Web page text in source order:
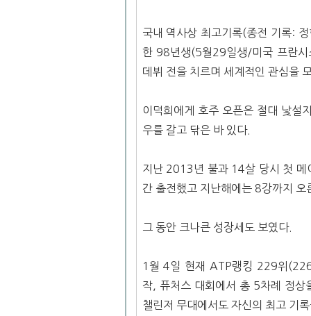
국내 역사상 최고기록(종전 기록:
한 98년생(5월29일생/미국 프란
데뷔 전을 치르며 세계적인 관심을
이덕희에게 호주 오픈은 절대 낯설
우를 갈고 닦은 바 있다.
지난 2013년 불과 14살 당시 첫 메
간 출전했고 지난해에는 8강까지
그 동안 크나큰 성장세도 보였다.
1월 4일 현재 ATP랭킹 229위
작, 퓨처스 대회에서 총 5차례 정상
챌린저 무대에서도 자신의 최고 기